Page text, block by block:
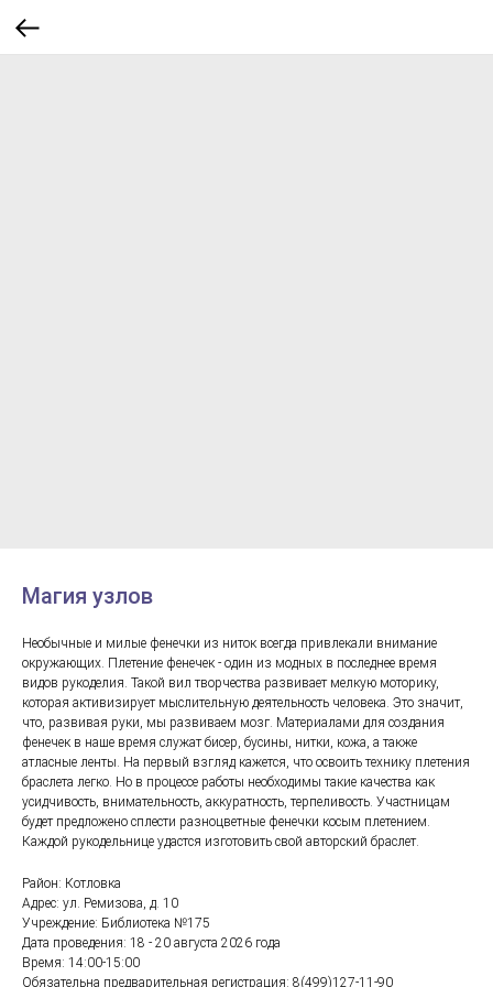
Магия узлов
Необычные и милые фенечки из ниток всегда привлекали внимание
окружающих. Плетение фенечек - один из модных в последнее время
видов рукоделия. Такой вил творчества развивает мелкую моторику,
которая активизирует мыслительную деятельность человека. Это значит,
что, развивая руки, мы развиваем мозг. Материалами для создания
фенечек в наше время служат бисер, бусины, нитки, кожа, а также
атласные ленты. На первый взгляд кажется, что освоить технику плетения
браслета легко. Но в процессе работы необходимы такие качества как
усидчивость, внимательность, аккуратность, терпеливость. Участницам
будет предложено сплести разноцветные фенечки косым плетением.
Каждой рукодельнице удастся изготовить свой авторский браслет.
Район: Котловка
Адрес: ул. Ремизова, д. 10
Учреждение: Библиотека №175
Дата проведения: 18 - 20 августа 2026 года
Время: 14:00-15:00
Обязательна предварительная регистрация: 8(499)127-11-90